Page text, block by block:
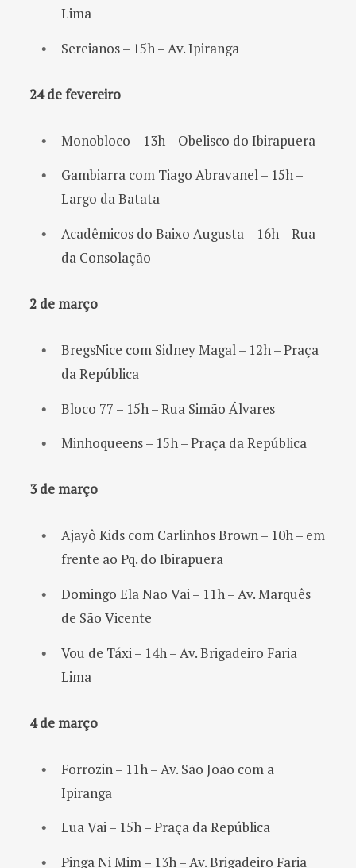
Lima
Sereianos – 15h – Av. Ipiranga
24 de fevereiro
Monobloco – 13h – Obelisco do Ibirapuera
Gambiarra com Tiago Abravanel – 15h –
Largo da Batata
Acadêmicos do Baixo Augusta – 16h – Rua
da Consolação
2 de março
BregsNice com Sidney Magal – 12h – Praça
da República
Bloco 77 – 15h – Rua Simão Álvares
Minhoqueens – 15h – Praça da República
3 de março
Ajayô Kids com Carlinhos Brown – 10h – em
frente ao Pq. do Ibirapuera
Domingo Ela Não Vai – 11h – Av. Marquês
de São Vicente
Vou de Táxi – 14h – Av. Brigadeiro Faria
Lima
4 de março
Forrozin – 11h – Av. São João com a
Ipiranga
Lua Vai – 15h – Praça da República
Pinga Ni Mim – 13h – Av. Brigadeiro Faria